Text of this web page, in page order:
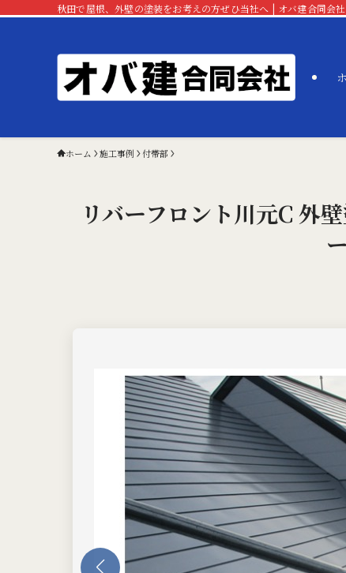
秋田で屋根、外壁の塗装をお考えの方ぜひ当社へ | オバ建合同会社
ホーム 施工事例 付帯部
リバーフロント川元C 外